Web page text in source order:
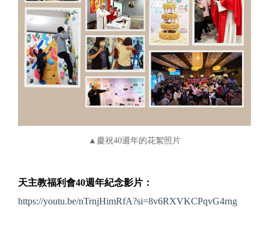
▲慶祝40週年的花絮照片
天主教福利會40週年紀念影片：
https://youtu.be/nTrnjHimRfA?si=8v6RXVKCPqvG4rng